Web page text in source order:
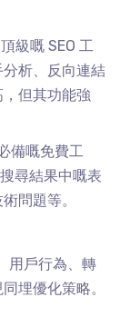
級嘅 SEO 工
析、反向連結
但其功能強
備嘅免費工
尋結果中嘅表
問題等。
用戶行為、轉
埋優化策略。